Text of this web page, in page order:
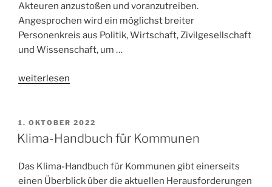
Akteuren anzustoßen und voranzutreiben.
Angesprochen wird ein möglichst breiter
Personenkreis aus Politik, Wirtschaft, Zivilgesellschaft
und Wissenschaft, um …
„Zukunftslabore
weiterlesen
1. OKTOBER 2022
Klima-Handbuch für Kommunen
Das Klima-Handbuch für Kommunen gibt einerseits
einen Überblick über die aktuellen Herausforderungen